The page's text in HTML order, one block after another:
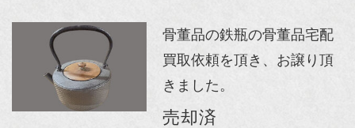
骨董品の鉄瓶の骨董品宅配
買取依頼を頂き、お譲り頂
きました。
売却済